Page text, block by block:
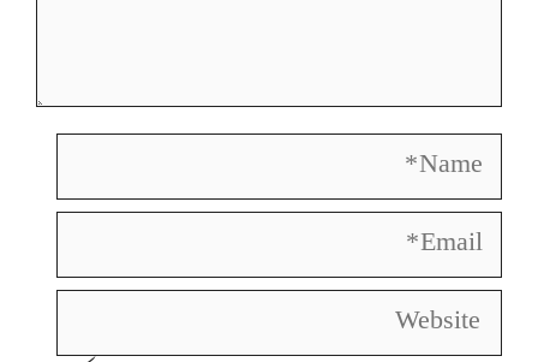
Name
Email
Website